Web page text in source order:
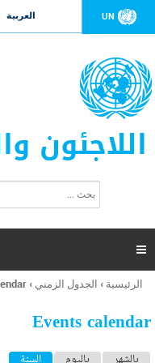
UN العربية
اللاجئون
ت
ر
ل
ح
ب

أنت
هنا
الرئيسية › الجدول الزمني ›
Events calendar